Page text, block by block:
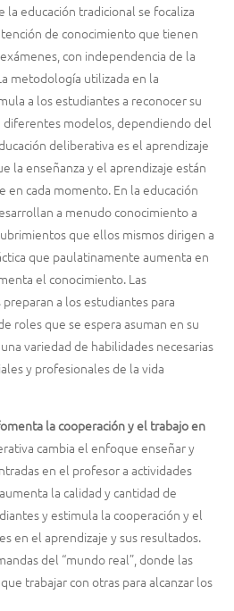
la educación tradicional se focaliza
de conocimiento que tienen
con independencia de la
metodología utilizada en la
a los estudiantes a reconocer su
modelos, dependiendo del
deliberativa es el aprendizaje
la enseñanza y el aprendizaje están
en cada momento. En la educación
a menudo conocimiento a
que ellos mismos dirigen a
que paulatinamente aumenta en
el conocimiento. Las
a los estudiantes para
roles que se espera asuman en su
variedad de habilidades necesarias
y profesionales de la vida
la cooperación y el trabajo en
cambia el enfoque enseñar y
en el profesor a actividades
la calidad y cantidad de
y estimula la cooperación y el
en el aprendizaje y sus resultados.
del “mundo real”, donde las
trabajar con otras para alcanzar los